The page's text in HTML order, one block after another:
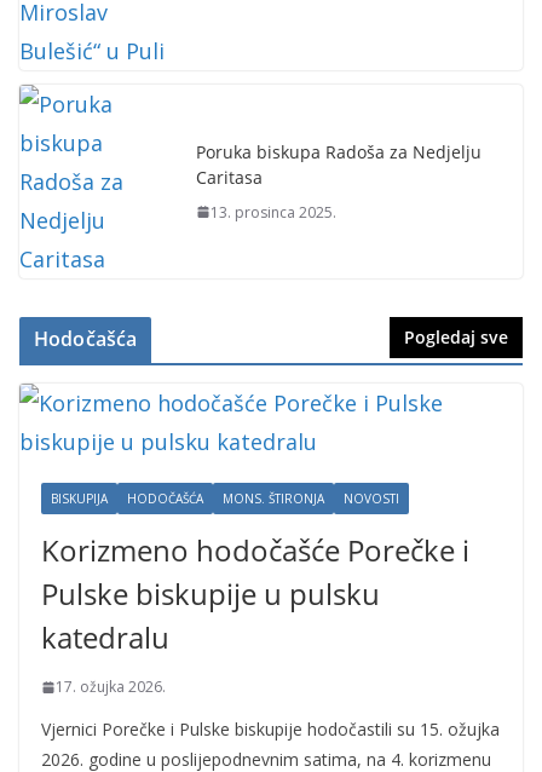
Poruka biskupa Radoša za Nedjelju
Caritasa
13. prosinca 2025.
Hodočašća Pogledaj sve
BISKUPIJA HODOČAŠĆA MONS. ŠTIRONJA NOVOSTI
Korizmeno hodočašće Porečke i
Pulske biskupije u pulsku
katedralu
17. ožujka 2026.
Vjernici Porečke i Pulske biskupije hodočastili su 15. ožujka
2026. godine u poslijepodnevnim satima, na 4. korizmenu